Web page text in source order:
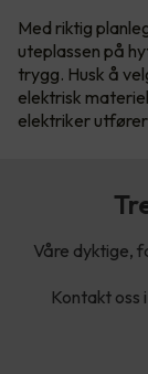
Med riktig
uteplassen på
trygg. Husk å
elektrisk
elektriker utfører
Våre dyktige,
Kontakt oss